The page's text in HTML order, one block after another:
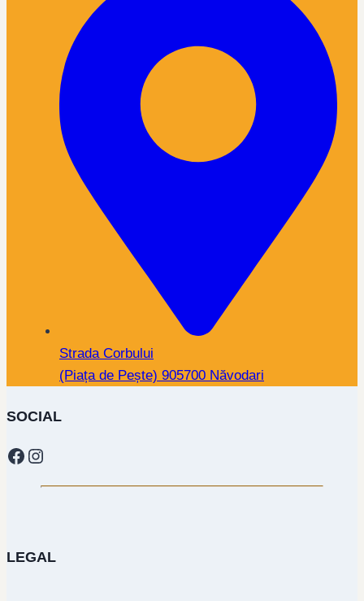
Strada Corbului
(Piața de Pește) 905700 Năvodari
SOCIAL
Facebook
Instagram
LEGAL